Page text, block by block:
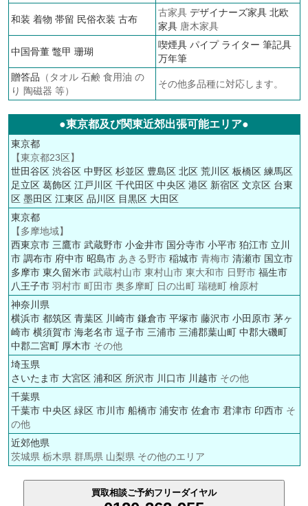
和装 着物 帯留 民俗衣装 古布
古家具 デザイナーズ家具 北欧
家具唐木家具
中国骨董 鼈甲 珊瑚
喫煙具 パイプ ライター 筆記具
万年筆
贈答品 （タオル 石鹸 食用油 の
り 陶磁器 等）
その他多品種に対応します。
●東京都及び関東近郊出張可能エリア●
東京都
【東京都23区】
世田谷区 渋谷区 中野区 杉並区 豊島区 北区 荒川区 板橋区 練馬区
足立区 葛飾区 江戸川区 千代田区 中央区 港区 新宿区 文京区 台東
区 墨田区 江東区 品川区 目黒区 大田区
東京都
【多摩地域】
西東京市 三鷹市 武蔵野市 小金井市 国分寺市 小平市 狛江市 立川
市 調布市 府中市 昭島市あきる野市 稲城市青梅市 清瀬市 国立市
多摩市 東久留米市武蔵村山市 東村山市 東大和市 日野市 福生市
八王子市羽村市 町田市 奥多摩町 日の出町 瑞穂町 檜原村
神奈川県
横浜市 都筑区 青葉区 川崎市 鎌倉市 平塚市 藤沢市 小田原市 茅ヶ
崎市 横須賀市 海老名市 逗子市 三浦市 三浦郡葉山町 中郡大磯町
中郡二宮町 厚木市その他
埼玉県
さいたま市 大宮区 浦和区 所沢市 川口市 川越市その他
千葉県
千葉市 中央区 緑区 市川市 船橋市 浦安市 佐倉市 君津市 印西市そ
の他
近郊他県
茨城県 栃木県 群馬県 山梨県 その他のエリア
買取相談ご予約フリーダイヤル